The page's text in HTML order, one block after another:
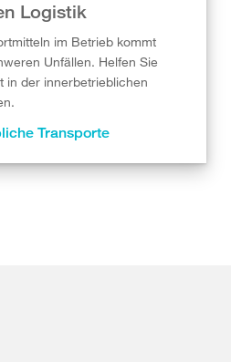
Logistik
im Betrieb kommt
Unfällen. Helfen Sie
in der innerbetrieblichen
Transporte